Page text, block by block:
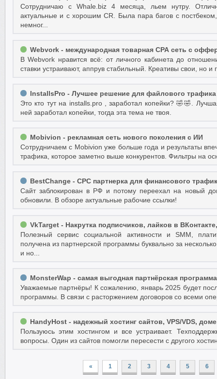
Сотрудничаю с Whale.biz 4 месяца, льем нутру.
актуальные и с хорошим CR. Была пара багов с
немног...
Webvork - международная товарная СРА сеть с
В Webvork нравится всё: от личного кабинета до
ставки устраивают, аппрув стабильный. Креативы свои, но
InstallsPro - Лучшее решение для файлового трафика
Это кто тут на installs.pro , заработал копейки? 🤣🤣.
ней заработал копейки, тогда эта тема не твоя.
Mobivion - рекламная сеть нового поколения с ИИ
Сотрудничаем с Mobivion уже больше года и результаты
трафика, которое заметно выше конкурентов. Фильтры на
BestChange - CPC партнерка для финансового
Сайт заблокирован в РФ и потому переехал на новый
обновили. В обзоре актуальные рабочие ссылки!
VkTarget - Накрутка подписчиков, лайков в
Полезный сервис социальной активности и SMM,
получена из партнерской программы буквально за
и но...
MonsterWap - самая выгодная партнёрская
Уважаемые партнёры! К сожалению, январь 2025 будет
программы. В связи с расторжением договоров со всеми
HandyHost - надежный хостинг сайтов, VPS/VDS,
Пользуюсь этим хостингом и все устраивает.
вопросы. Один из сайтов помогли пересести с другого
« 1 2 3 4 5 6